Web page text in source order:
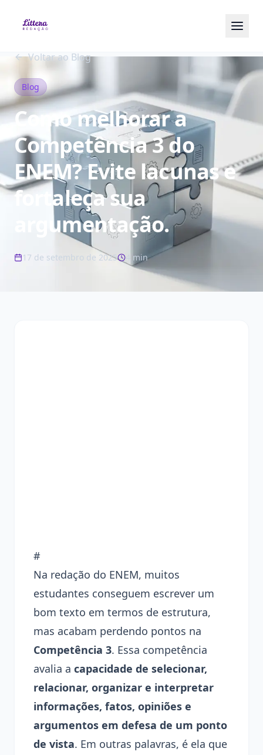
Voltar ao Blog
Blog
Como melhorar a
Competência 3 do
ENEM? Evite lacunas e
fortaleça sua
argumentação.
17 de setembro de 2025 4 min
#
Na redação do ENEM, muitos
estudantes conseguem escrever um
bom texto em termos de estrutura,
mas acabam perdendo pontos na
Competência 3. Essa competência
avalia a capacidade de selecionar,
relacionar, organizar e interpretar
informações, fatos, opiniões e
argumentos em defesa de um ponto
de vista. Em outras palavras, é ela que